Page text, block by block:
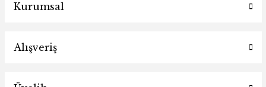
Kurumsal
Alışveriş